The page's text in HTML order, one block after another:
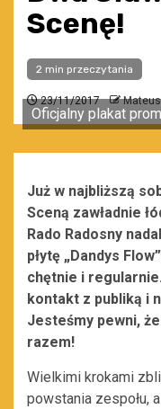
Scenę!
2 min przeczytania
23/11/2017
Oficjalny plakat
Już w najbliższą
Sceną zawładnie
Rado Radosny
płytę „Dandys
chętnie i
kontakt z publiką i
Jesteśmy pewni,
razem!
Wielkimi krokami
powstania zespołu,